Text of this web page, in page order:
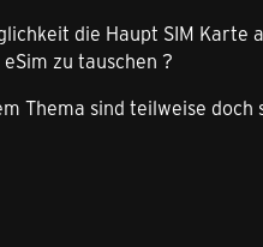
die Haupt SIM Karte
zu tauschen ?
Thema sind teilweise